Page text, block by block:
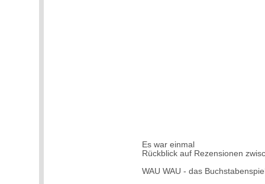
Es war einmal
Rückblick auf Rezensionen
WAU WAU - das